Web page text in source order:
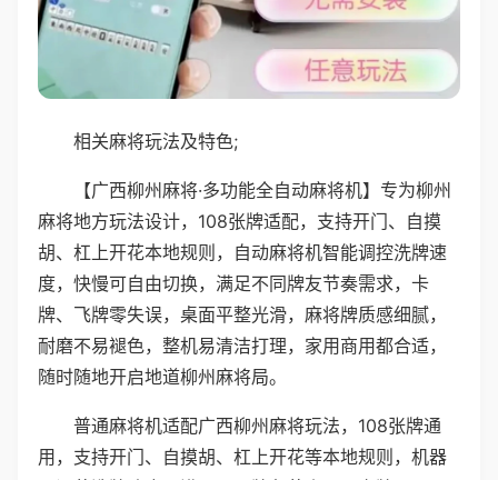
相关麻将玩法及特色;
【广西柳州麻将·多功能全自动麻将机】专为柳州
麻将地方玩法设计，108张牌适配，支持开门、自摸
胡、杠上开花本地规则，自动麻将机智能调控洗牌速
度，快慢可自由切换，满足不同牌友节奏需求，卡
牌、飞牌零失误，桌面平整光滑，麻将牌质感细腻，
耐磨不易褪色，整机易清洁打理，家用商用都合适，
随时随地开启地道柳州麻将局。
普通麻将机适配广西柳州麻将玩法，108张牌通
用，支持开门、自摸胡、杠上开花等本地规则，机器